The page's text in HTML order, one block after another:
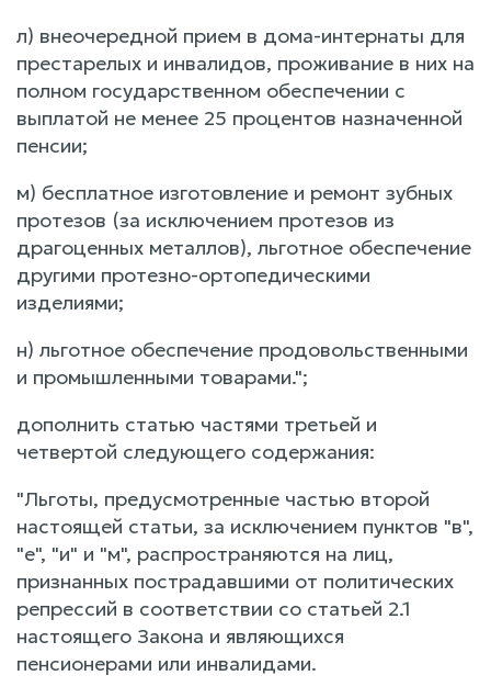
л) внеочередной прием в дома-интернаты для
престарелых и инвалидов, проживание в них на
полном государственном обеспечении с
выплатой не менее 25 процентов назначенной
пенсии;
м) бесплатное изготовление и ремонт зубных
протезов (за исключением протезов из
драгоценных металлов), льготное обеспечение
другими протезно-ортопедическими
изделиями;
н) льготное обеспечение продовольственными
и промышленными товарами.";
дополнить статью частями третьей и
четвертой следующего содержания:
"Льготы, предусмотренные частью второй
настоящей статьи, за исключением пунктов "в",
"е", "и" и "м", распространяются на лиц,
признанных пострадавшими от политических
репрессий в соответствии со статьей 2.1
настоящего Закона и являющихся
пенсионерами или инвалидами.